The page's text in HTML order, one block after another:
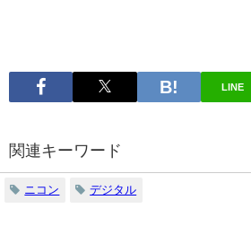
LINE
関連キーワード
ニコン デジタル